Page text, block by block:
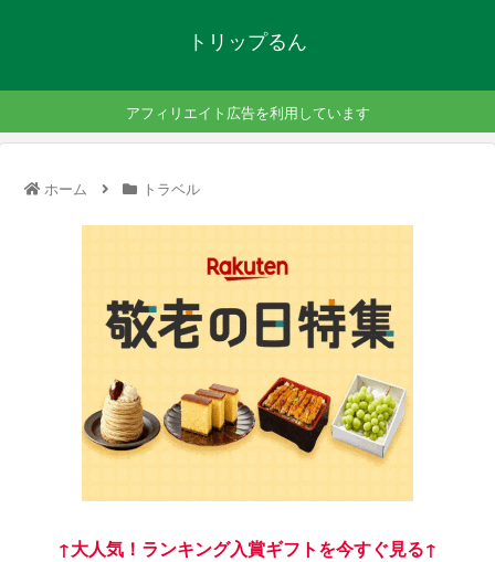
トリップるん
アフィリエイト広告を利用しています
ホーム トラベル
↑大人気！ランキング入賞ギフトを今すぐ見る↑